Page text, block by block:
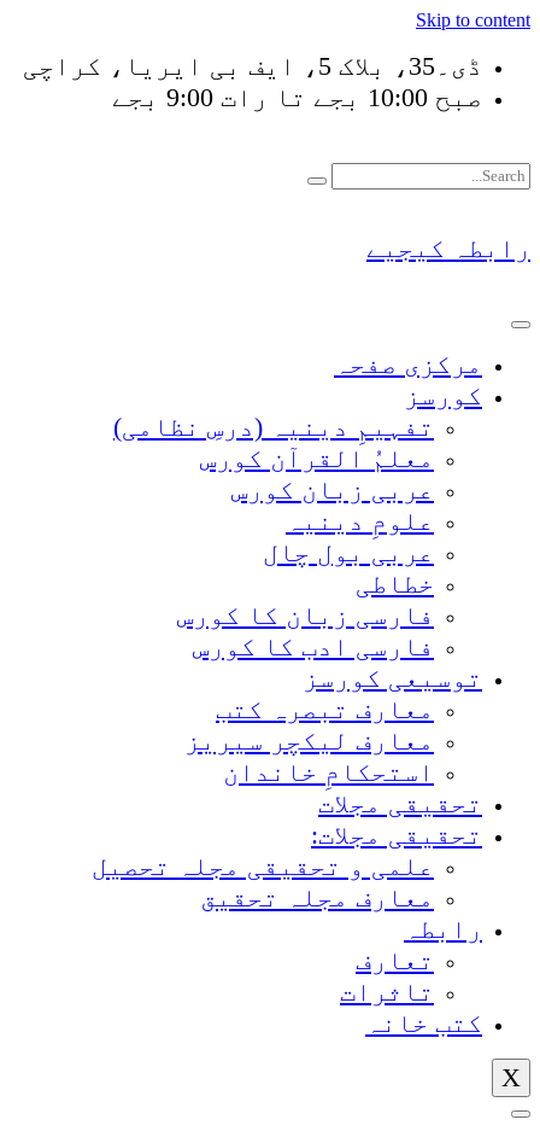
Skip to content
ڈی۔35، بلاک 5، ایف بی ایریا، کراچی
صبح 10:00 بجے تا رات 9:00 بجے
رابطہ کیجیے
مرکزی صفحہ
کورسز
تفہیمِ دینیہ (درسِ نظامی)
معلمُ القرآن کورس
عربی زبان کورس
علومِ دینیہ
عربی بول چال
خطاطی
فارسی زبان کا کورس
فارسی ادب کا کورس
توسیعی کورسز
معارف تبصرہ کتب
معارف لیکچر سیریز
استحکامِ خاندان
تحقیقی مجلات
تحقیقی مجلات:
علمی و تحقیقی مجلہ تحصیل
معارف مجلہ تحقیق
رابطہ
تعارف
تاثرات
کتب خانہ
X